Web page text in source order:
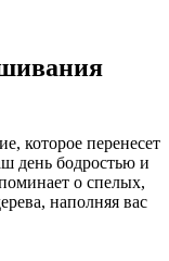
которое перенесет
день бодростью и
о спелых,
наполняя вас